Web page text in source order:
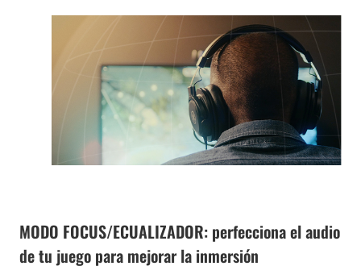
MODO FOCUS/ECUALIZADOR: perfecciona el audio
de tu juego para mejorar la inmersión